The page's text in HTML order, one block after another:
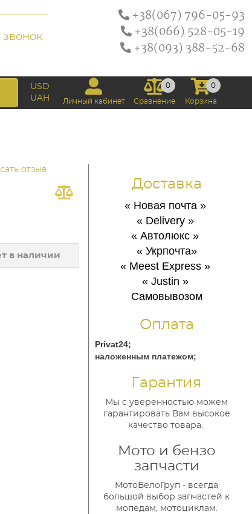
+38(067) 796-05-93
+38(066) 528-05-19
+38(093) 388-52-68
USD
UAH
Личный кабинет
0
Сравнение
0
Корзина
отзыв
в наличии
Доставка
« Новая почта »
« Delivery »
« Автолюкс»
« Укрпочта»
« Meest Express »
« Justin »
Самовывозом
Оплата
Privat24;
наложенным платежом;
Гарантия
Мы с уверенностью можем
гарантировать Вам высокое
качество товара.
Мото и бензо
запчасти
МотоВелоГруп - всегда
большой выбор запчастей к
мопедам, мотоциклам.